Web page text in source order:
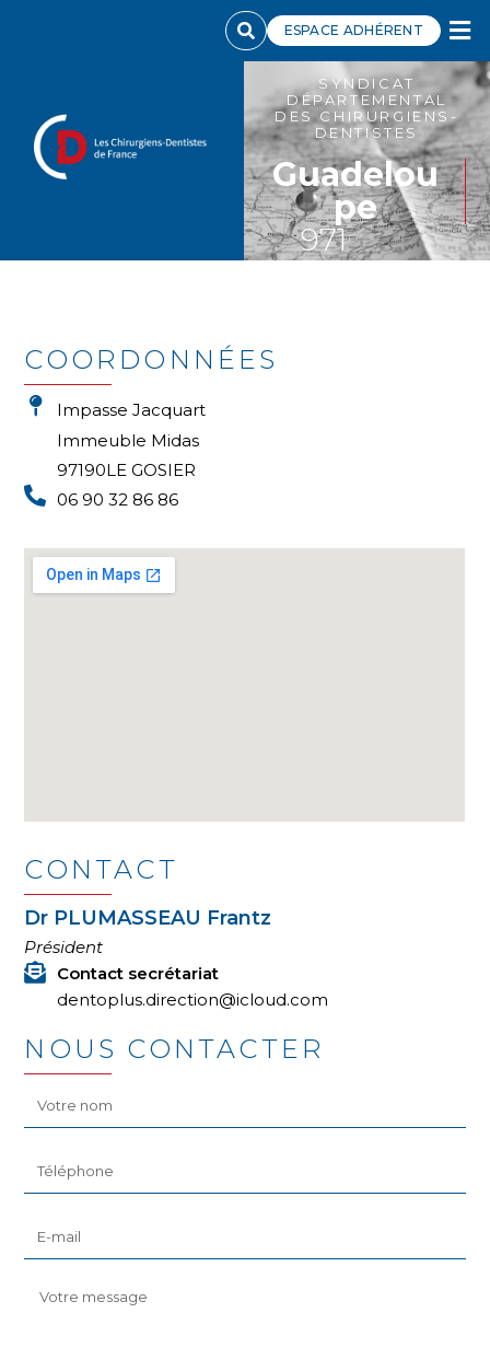
ESPACE ADHÉRENT
SYNDICAT
DÉPARTEMENTAL
DES CHIRURGIENS-
DENTISTES
Guadelou
pe
971
COORDONNÉES
Impasse Jacquart
Immeuble Midas
97190LE GOSIER
06 90 32 86 86
CONTACT
Dr PLUMASSEAU Frantz
Président
Contact secrétariat
dentoplus.direction@icloud.com
NOUS CONTACTER